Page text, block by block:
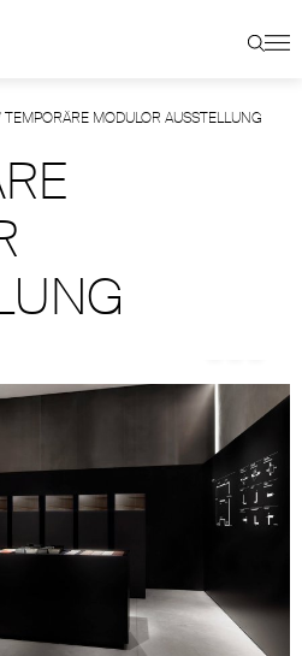
TEMPORÄRE MODULOR AUSSTELLUNG